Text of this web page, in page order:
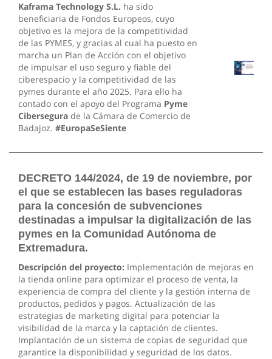
Kaframa Technology S.L. ha sido
beneficiaria de Fondos Europeos, cuyo
objetivo es la mejora de la competitividad
de las PYMES, y gracias al cual ha puesto en
marcha un Plan de Acción con el objetivo
de impulsar el uso seguro y fiable del
ciberespacio y la competitividad de las
pymes durante el año 2025. Para ello ha
contado con el apoyo del Programa Pyme
Cibersegura de la Cámara de Comercio de
Badajoz. #EuropaSeSiente
DECRETO 144/2024, de 19 de noviembre, por
el que se establecen las bases reguladoras
para la concesión de subvenciones
destinadas a impulsar la digitalización de las
pymes en la Comunidad Autónoma de
Extremadura.
Descripción del proyecto: Implementación de mejoras en
la tienda online para optimizar el proceso de venta, la
experiencia de compra del cliente y la gestión interna de
productos, pedidos y pagos. Actualización de las
estrategias de marketing digital para potenciar la
visibilidad de la marca y la captación de clientes.
Implantación de un sistema de copias de seguridad que
garantice la disponibilidad y seguridad de los datos.